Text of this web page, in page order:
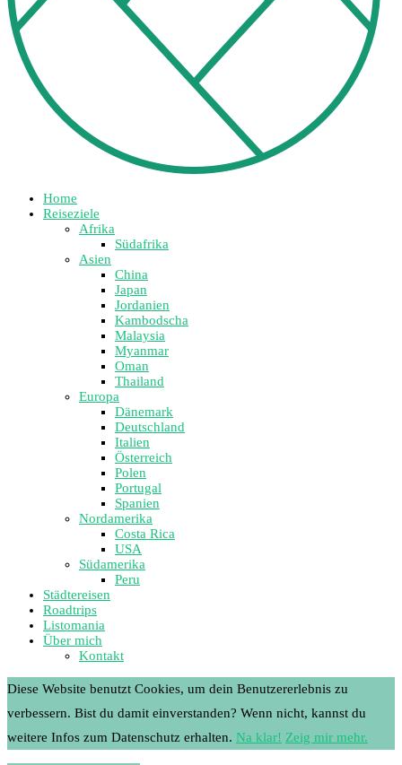
Home
Reiseziele
Afrika
Südafrika
Asien
China
Japan
Jordanien
Kambodscha
Malaysia
Myanmar
Oman
Thailand
Europa
Dänemark
Deutschland
Italien
Österreich
Polen
Portugal
Spanien
Nordamerika
Costa Rica
USA
Südamerika
Peru
Städtereisen
Roadtrips
Listomania
Über mich
Kontakt
Diese Website benutzt Cookies, um dein Benutzererlebnis zu
verbessern. Bist du damit einverstanden? Wenn nicht, kannst du
weitere Infos zum Datenschutz erhalten. Na klar! Zeig mir mehr.